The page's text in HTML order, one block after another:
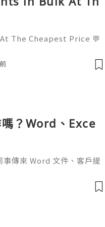
The Cheapest Price 💬
🚀 Telegram: @usa
？Word、Exce
傳來 Word 文件、客戶提
處理起來比較零散。因此不